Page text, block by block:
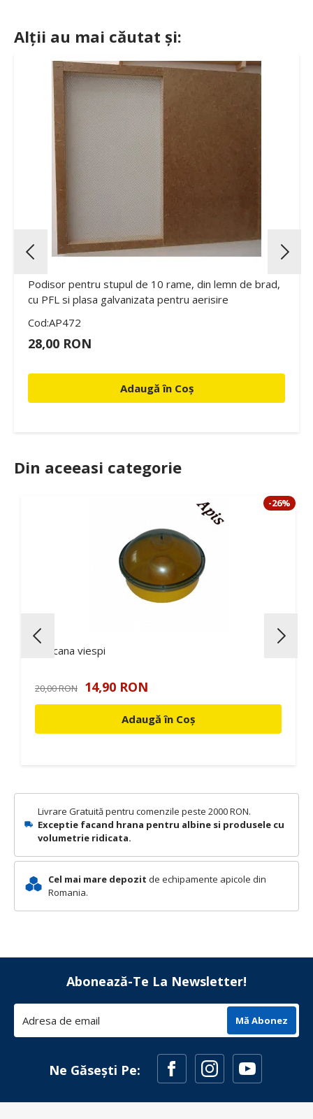
Livrare Gratuită pentru comenzile peste 2000 RON.
Exceptie facand hrana pentru albine si produsele cu
volumetrie ridicata.
Cel mai mare depozit de echipamente apicole din
Romania.
Alții au mai căutat și:
Podisor pentru stupul de 10 rame, din lemn de brad,
cu PFL si plasa galvanizata pentru aerisire
Cod:AP472
28,00 RON
Adaugă în Coș
Din aceeasi categorie
-26%
Capcana viespi
20,00 RON 14,90 RON
Adaugă în Coș
Abonează-Te La Newsletter!
Mă Abonez
Ne Găsești Pe: